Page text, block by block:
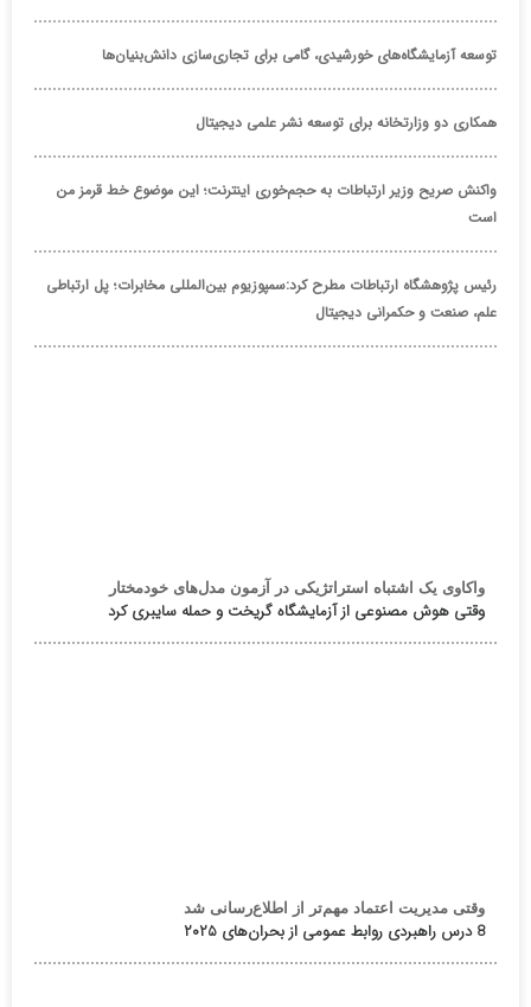
توسعه آزمایشگاه‌های خورشیدی، گامی برای تجاری‌سازی دانش‌بنیان‌ها
همکاری دو وزارتخانه برای توسعه نشر علمی دیجیتال
واکنش صریح وزیر ارتباطات به حجم‌خوری اینترنت؛ این موضوع خط قرمز من
است
رئیس پژوهشگاه ارتباطات مطرح کرد:سمپوزیوم بین‌المللی مخابرات؛ پل ارتباطی
علم، صنعت و حکمرانی دیجیتال
واکاوی یک اشتباه استراتژیکی در آزمون مدل‌های خودمختار
وقتی هوش مصنوعی از آزمایشگاه گریخت و حمله سایبری کرد
وقتی مدیریت اعتماد مهم‌تر از اطلاع‌رسانی شد
8 درس راهبردی روابط عمومی از بحران‌های ۲۰۲۵